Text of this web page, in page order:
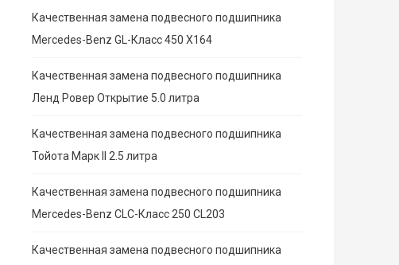
Качественная замена подвесного подшипника
Mercedes-Benz GL-Класс 450 X164
Качественная замена подвесного подшипника
Ленд Ровер Открытие 5.0 литра
Качественная замена подвесного подшипника
Тойота Марк II 2.5 литра
Качественная замена подвесного подшипника
Mercedes-Benz CLC-Класс 250 CL203
Качественная замена подвесного подшипника